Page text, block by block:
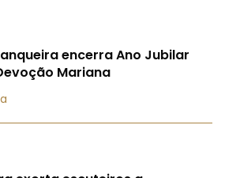
encerra Ano Jubilar
Mariana